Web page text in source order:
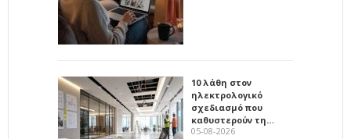
10 λάθη στον
ηλεκτρολογικό
σχεδιασμό που
καθυστερούν τη…
05-08-2026